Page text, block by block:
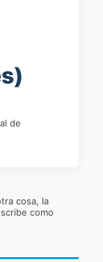
de
cosa, la
como